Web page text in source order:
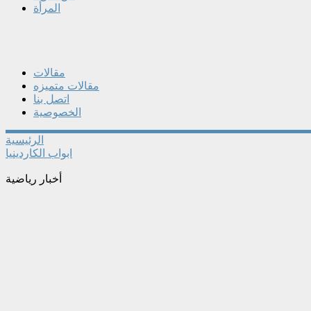
المرأة
مقالات
مقالات متميزه
اتصل بنا
الخصوصية
الرئيسية
ابواب الكاردينيا
أخبار رياضية